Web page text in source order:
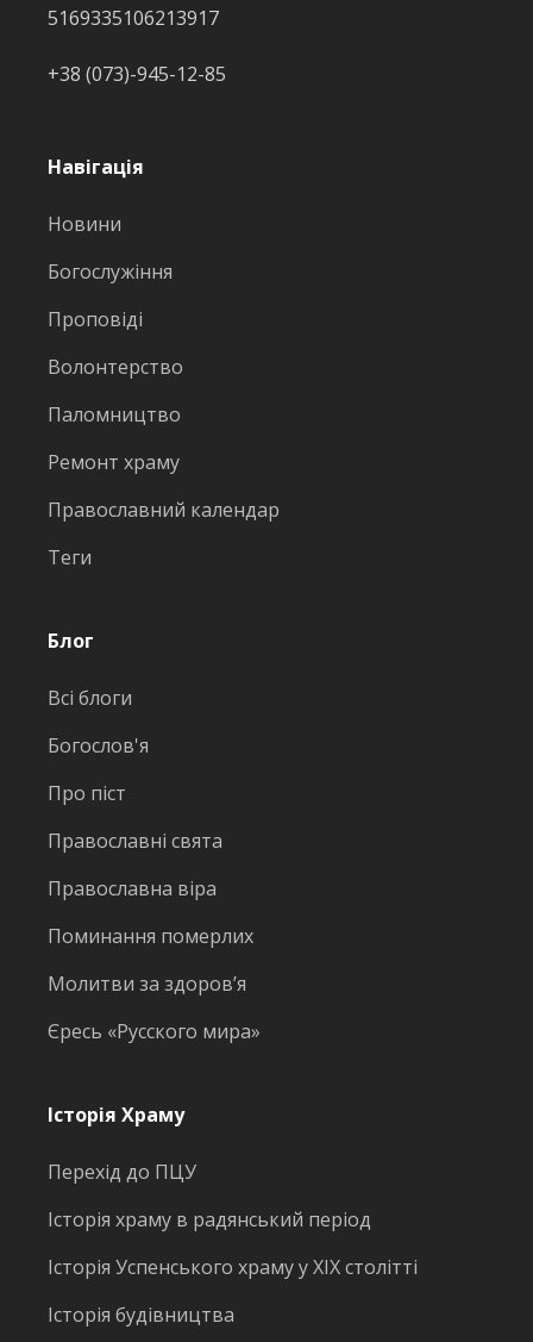
5169335106213917
+38 (073)-945-12-85
Навігація
Новини
Богослужіння
Проповіді
Волонтерство
Паломництво
Ремонт храму
Православний календар
Теги
Блог
Всі блоги
Богослов'я
Про піст
Православні свята
Православна віра
Поминання померлих
Молитви за здоров’я
Єресь «Русского мира»
Історія Храму
Перехід до ПЦУ
Історія храму в радянський період
Історія Успенського храму у ХІХ столітті
Історія будівництва